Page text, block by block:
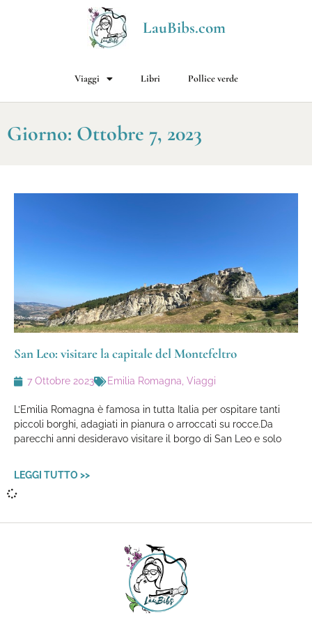
LauBibs.com
Viaggi Libri Pollice verde
Giorno: Ottobre 7, 2023
San Leo: visitare la capitale del Montefeltro
7 Ottobre 2023 Emilia Romagna Viaggi
L’Emilia Romagna è famosa in tutta Italia per ospitare tanti
piccoli borghi, adagiati in pianura o arroccati su rocce.Da
parecchi anni desideravo visitare il borgo di San Leo e solo
LEGGI TUTTO >>